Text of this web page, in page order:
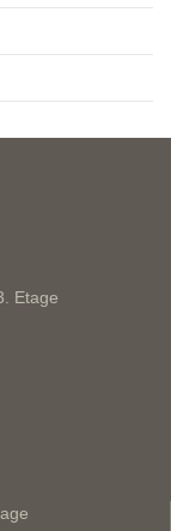
Etage